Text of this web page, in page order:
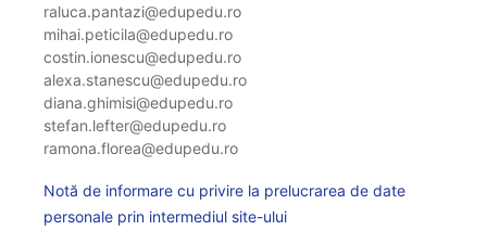
raluca.pantazi@edupedu.ro
mihai.peticila@edupedu.ro
costin.ionescu@edupedu.ro
alexa.stanescu@edupedu.ro
diana.ghimisi@edupedu.ro
stefan.lefter@edupedu.ro
ramona.florea@edupedu.ro
Notă de informare cu privire la prelucrarea de date
personale prin intermediul site-ului